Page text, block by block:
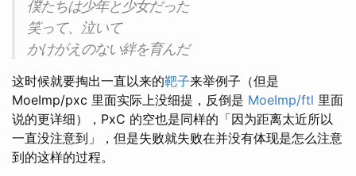
僕たちは少年と少女だった
笑って、泣いて
かけがえのない絆を育んだ
这时候就要掏出一直以来的靶子来举例子（但是
MoeImp/pxc 里面实际上没细提，反倒是 MoeImp/ftl 里面
说的更详细），PxC 的空也是同样的「因为距离太近所以
一直没注意到」，但是失败就失败在并没有体现是怎么注意
到的这样的过程。